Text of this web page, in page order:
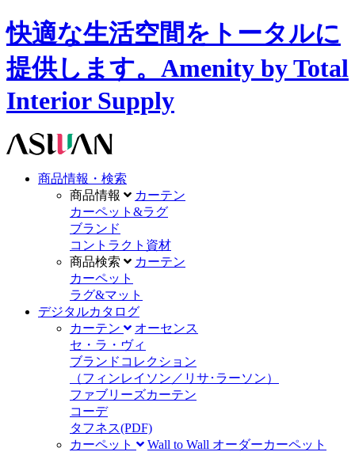
快適な生活空間をトータルに
提供します。Amenity by Total
Interior Supply
商品情報・検索
商品情報
カーテン
カーペット&ラグ
ブランド
コントラクト資材
商品検索
カーテン
カーペット
ラグ&マット
デジタルカタログ
カーテン
オーセンス
セ・ラ・ヴィ
ブランドコレクション
（フィンレイソン／リサ･ラーソン）
ファブリーズカーテン
コーデ
タフネス(PDF)
カーペット
Wall to Wall オーダーカーペット